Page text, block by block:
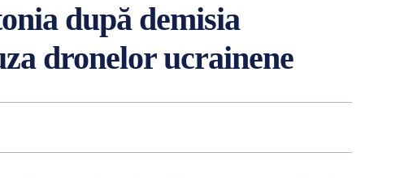
după demisia
dronelor ucrainene